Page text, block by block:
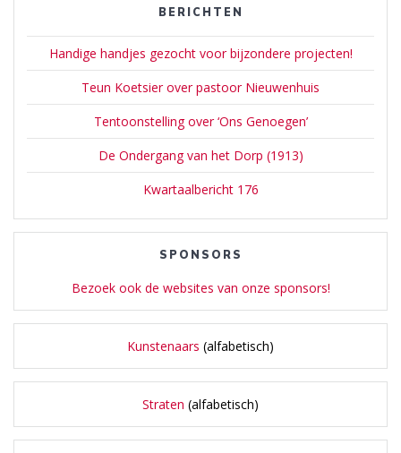
BERICHTEN
Handige handjes gezocht voor bijzondere projecten!
Teun Koetsier over pastoor Nieuwenhuis
Tentoonstelling over ‘Ons Genoegen’
De Ondergang van het Dorp (1913)
Kwartaalbericht 176
SPONSORS
Bezoek ook de websites van onze sponsors!
Kunstenaars (alfabetisch)
Straten (alfabetisch)